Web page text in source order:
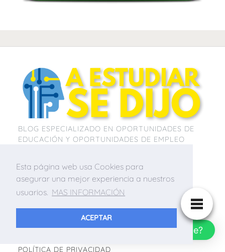
BLOG ESPECIALIZADO EN OPORTUNIDADES DE
EDUCACIÓN Y OPORTUNIDADES DE EMPLEO
INICIO
QUIENES SOMOS / A ESTUDIAR SE DIJO
POLÍTICA DE PRIVACIDAD
Esta página web usa Cookies para
asegurar una mejor experiencia a nuestros
usuarios. MAS INFORMACIÓN
ACEPTAR
¿Cómo puedo ayudarte?